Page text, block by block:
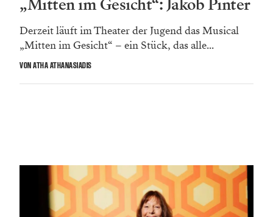
„Mitten im Gesicht“: Jakob Pinter
Derzeit läuft im Theater der Jugend das Musical
„Mitten im Gesicht“ – ein Stück, das alle...
VON ATHA ATHANASIADIS